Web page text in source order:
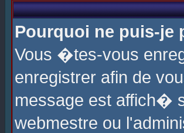
Pourquoi ne puis-je
Vous �tes-vous
enregistrer afin de
message est affich�
webmestre ou